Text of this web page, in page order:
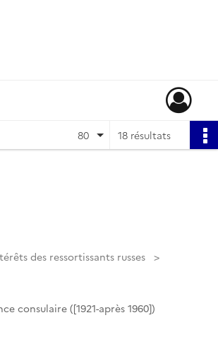
18 résultats
80
des ressortissants russes
consulaire ([1921-après 1960])